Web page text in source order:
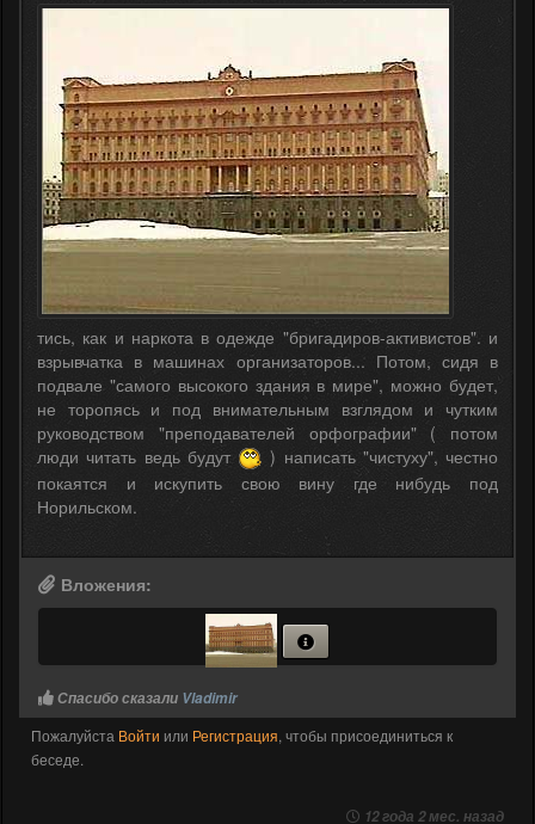
тись, как и наркота в одежде "бригадиров-активистов". и
взрывчатка в машинах организаторов... Потом, сидя в
подвале "самого высокого здания в мире", можно будет,
не торопясь и под внимательным взглядом и чутким
руководством "преподавателей орфографии" ( потом
люди читать ведь будут
) написать "чистуху", честно
покаятся и искупить свою вину где нибудь под
Норильском.
Вложения:
Спасибо сказали Vladimir
Пожалуйста Войти или Регистрация, чтобы присоединиться к
беседе.
12 года 2 мес. назад